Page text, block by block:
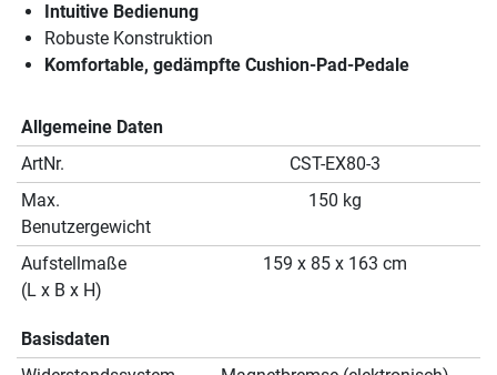
Intuitive Bedienung
Robuste Konstruktion
Komfortable, gedämpfte Cushion-Pad-Pedale
Allgemeine Daten
ArtNr.
CST-EX80-3
Max.
Benutzergewicht
150 kg
Aufstellmaße
(L x B x H)
159 x 85 x 163 cm
Basisdaten